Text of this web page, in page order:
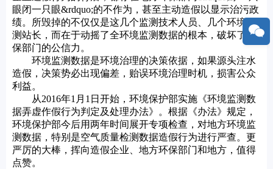
眼闭一只眼&rdquo;的不作为，甚至主动造假以显示治污政
绩。所毁掉的不仅仅是这几个监测技术人员、几个环境监
测站长，而在于动摇了全环境监测数据的根本，破坏了环
保部门的公信力。
环境监测数据是环境治理的决策依据，如果源头注水
造假，决策势必出现偏差，贻误环境治理时机，损害公众
利益。
从2016年1月1日开始，环境保护部实施《环境监测数
据弄虚作假行为判定及处理办法》。根据《办法》规定，
环境保护部今后用两年时间展开专项检查，对地方环境监
测数据，特别是空气质量检测数据造假行为进行严查。更
严厉的大棒，挥向造假企业、地方环保部门和地方，值得
点赞。